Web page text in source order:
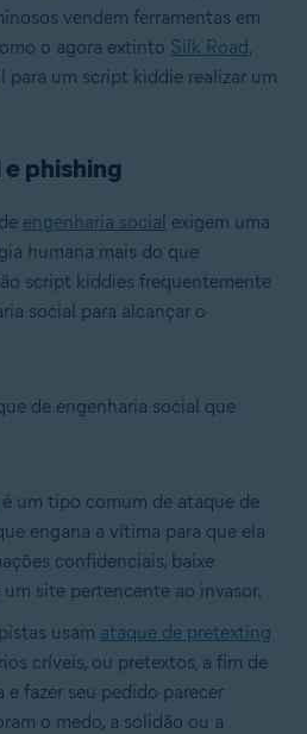
vendem ferramentas em
o agora extinto Silk Road,
para um script kiddie realizar um
phishing
engenharia social exigem uma
humana mais do que
script kiddies frequentemente
social para alcançar o
de engenharia social que
é um tipo comum de ataque de
engana a vítima para que ela
confidenciais, baixe
um site pertencente ao invasor.
usam ataque de pretexting
críveis, ou pretextos, a fim de
fazer seu pedido parecer
o medo, a solidão ou a